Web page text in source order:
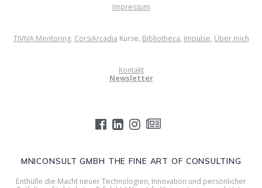
MNICONSULT GMBH THE FINE ART OF CONSULTING
Enthülle die Macht neuer Technologien, Innovation und persönlicher
Impressum
TIVIVA Mentoring. CorsiArcadia Kurse, Bibliotheca, Impulse, Über mich
Kontakt
Newsletter